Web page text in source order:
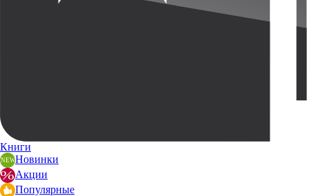
Книги
Новинки
Акции
Популярные